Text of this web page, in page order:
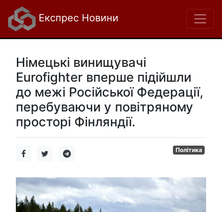
Експрес Новини
Німецькі винищувачі
Eurofighter вперше підійшли
до межі Російської Федерації,
перебуваючи у повітряному
просторі Фінляндії.
Політика